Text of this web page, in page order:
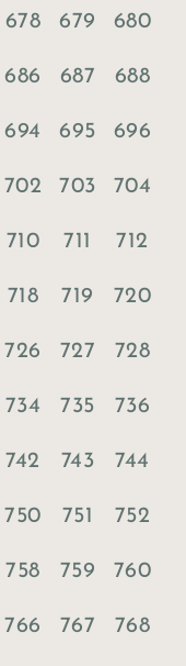
678 679 680
686 687 688
694 695 696
702 703 704
710 711 712
718 719 720
726 727 728
734 735 736
742 743 744
750 751 752
758 759 760
766 767 768